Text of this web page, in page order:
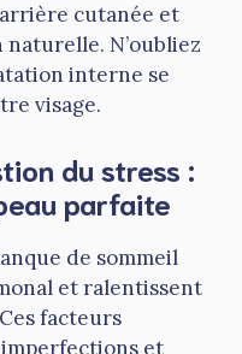
cutanée et
N’oubliez
interne se
visage.
du stress :
parfaite
de sommeil
et ralentissent
facteurs
imperfections et